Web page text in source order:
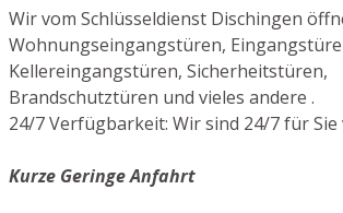
Wir vom Schlüsseldienst Dischingen
Wohnungseingangstüren,
Kellereingangstüren, Sicherheitstüren,
Brandschutztüren und vieles andere .
24/7 Verfügbarkeit: Wir sind 24/7 für
Kurze Geringe Anfahrt